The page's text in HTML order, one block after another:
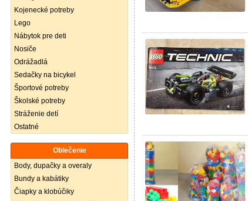
Kojenecké potreby
Lego
Nábytok pre deti
Nosiče
Odrážadlá
Sedačky na bicykel
Športové potreby
Školské potreby
Stráženie detí
Ostatné
Oblečenie
Body, dupačky a overaly
Bundy a kabátiky
Čiapky a klobúčiky